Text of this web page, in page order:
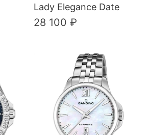
Lady Elegance Date
28 100 ₽